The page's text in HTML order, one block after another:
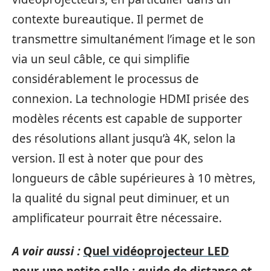
contexte bureautique. Il permet de
transmettre simultanément l’image et le son
via un seul câble, ce qui simplifie
considérablement le processus de
connexion. La technologie HDMI prisée des
modèles récents est capable de supporter
des résolutions allant jusqu’à 4K, selon la
version. Il est à noter que pour des
longueurs de câble supérieures à 10 mètres,
la qualité du signal peut diminuer, et un
amplificateur pourrait être nécessaire.
A voir aussi : Quel vidéoprojecteur LED